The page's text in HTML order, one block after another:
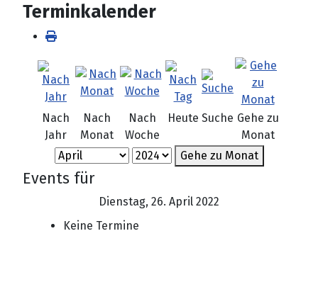
Terminkalender
Nach
Jahr
Nach
Monat
Nach
Woche
Heute Suche Gehe zu
Monat
Gehe zu Monat
Events für
Dienstag, 26. April 2022
Keine Termine